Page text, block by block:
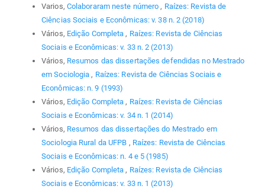
Varios, Colaboraram neste número , Raízes: Revista de
Ciências Sociais e Econômicas: v. 38 n. 2 (2018)
Vários, Edição Completa , Raízes: Revista de Ciências
Sociais e Econômicas: v. 33 n. 2 (2013)
Vários, Resumos das dissertações defendidas no Mestrado
em Sociologia , Raízes: Revista de Ciências Sociais e
Econômicas: n. 9 (1993)
Vários, Edição Completa , Raízes: Revista de Ciências
Sociais e Econômicas: v. 34 n. 1 (2014)
Vários, Resumos das dissertações do Mestrado em
Sociologia Rural da UFPB , Raízes: Revista de Ciências
Sociais e Econômicas: n. 4 e 5 (1985)
Vários, Edição Completa , Raízes: Revista de Ciências
Sociais e Econômicas: v. 33 n. 1 (2013)